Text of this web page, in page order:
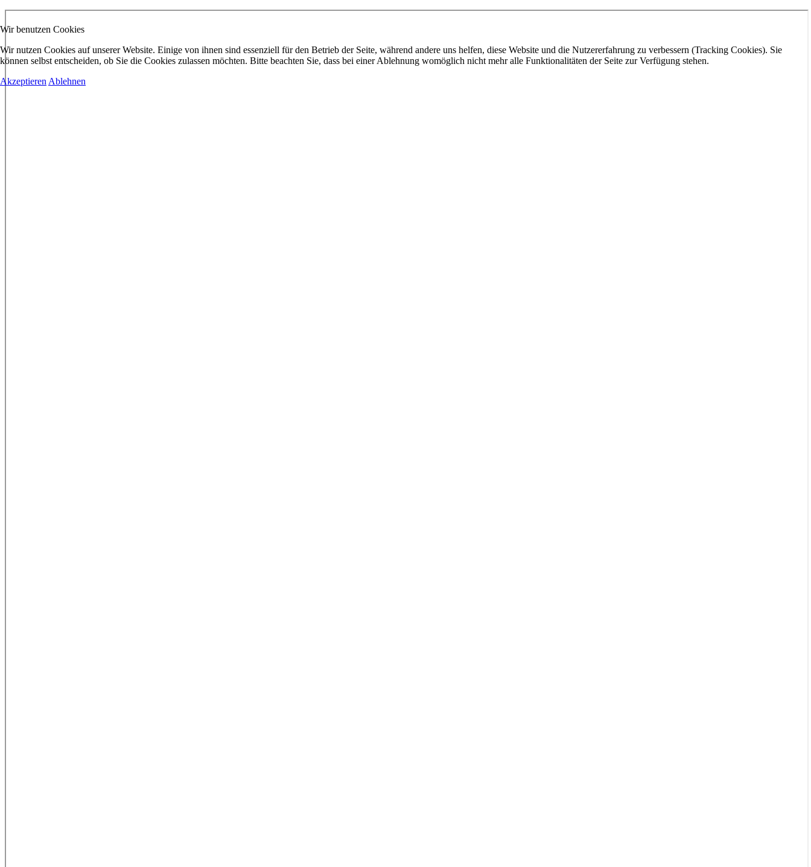
Wir benutzen Cookies
Wir nutzen Cookies auf unserer Website. Einige von ihnen sind essenziell für den Betrieb der Seite, während andere uns helfen, diese Website und die Nutzererfahrung zu verbessern (Tracking Cookies). Sie
können selbst entscheiden, ob Sie die Cookies zulassen möchten. Bitte beachten Sie, dass bei einer Ablehnung womöglich nicht mehr alle Funktionalitäten der Seite zur Verfügung stehen.
Akzeptieren Ablehnen